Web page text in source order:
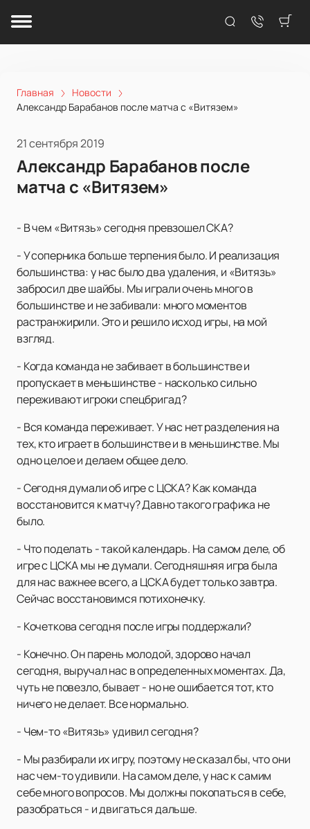
Главная
Новости
Александр Барабанов после матча с «Витязем»
21 сентября 2019
Александр Барабанов после
матча с «Витязем»
- В чем «Витязь» сегодня превзошел СКА?
- У соперника больше терпения было. И реализация
большинства: у нас было два удаления, и «Витязь»
забросил две шайбы. Мы играли очень много в
большинстве и не забивали: много моментов
растранжирили. Это и решило исход игры, на мой
взгляд.
- Когда команда не забивает в большинстве и
пропускает в меньшинстве - насколько сильно
переживают игроки спецбригад?
- Вся команда переживает. У нас нет разделения на
тех, кто играет в большинстве и в меньшинстве. Мы
одно целое и делаем общее дело.
- Сегодня думали об игре с ЦСКА? Как команда
восстановится к матчу? Давно такого графика не
было.
- Что поделать - такой календарь. На самом деле, об
игре с ЦСКА мы не думали. Сегодняшняя игра была
для нас важнее всего, а ЦСКА будет только завтра.
Сейчас восстановимся потихонечку.
- Кочеткова сегодня после игры поддержали?
- Конечно. Он парень молодой, здорово начал
сегодня, выручал нас в определенных моментах. Да,
чуть не повезло, бывает - но не ошибается тот, кто
ничего не делает. Все нормально.
- Чем-то «Витязь» удивил сегодня?
- Мы разбирали их игру, поэтому не сказал бы, что они
нас чем-то удивили. На самом деле, у нас к самим
себе много вопросов. Мы должны покопаться в себе,
разобраться - и двигаться дальше.